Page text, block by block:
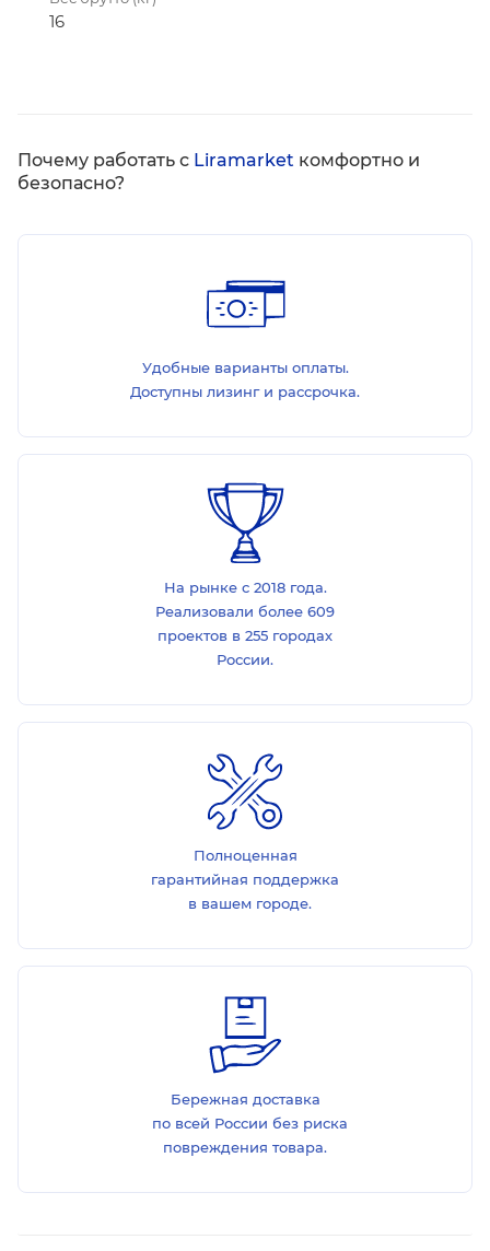
16
Почему работать с Liramarket комфортно и
безопасно?
Удобные варианты оплаты.
Доступны лизинг и рассрочка.
На рынке с 2018 года.
Реализовали более 609
проектов в 255 городах
России.
Полноценная
гарантийная поддержка
в вашем городе.
Бережная доставка
по всей России без риска
повреждения товара.